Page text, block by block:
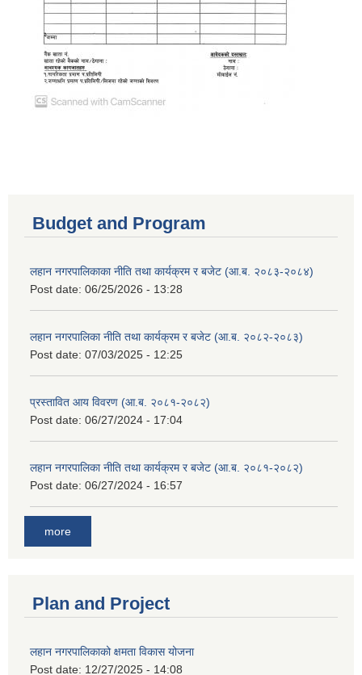
Budget and Program
लहान नगरपालिकाका नीति तथा कार्यक्रम र बजेट (आ.ब. २०८३-२०८४)
Post date: 06/25/2026 - 13:28
लहान नगरपालिका नीति तथा कार्यक्रम र बजेट (आ.ब. २०८२-२०८३)
Post date: 07/03/2025 - 12:25
प्रस्तावित आय विवरण (आ.ब. २०८१-२०८२)
Post date: 06/27/2024 - 17:04
लहान नगरपालिका नीति तथा कार्यक्रम र बजेट (आ.ब. २०८१-२०८२)
Post date: 06/27/2024 - 16:57
more
Plan and Project
लहान नगरपालिकाको क्षमता विकास योजना
Post date: 12/27/2025 - 14:08